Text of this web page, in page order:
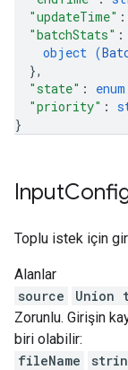
"updateTime" :
"batchStats" :
object (
},
"state" :
"priority" :
}
Input
Toplu istek için
Alanlar
source
Union
Zorunlu. Girişin
biri olabilir:
fileName